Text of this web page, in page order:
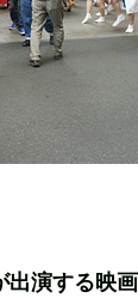
出演する映